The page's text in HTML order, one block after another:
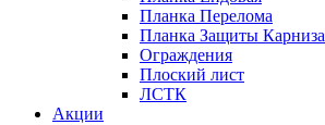
Планка Перелома
Планка Защиты Карниза
Ограждения
Плоский лист
ЛСТК
Акции